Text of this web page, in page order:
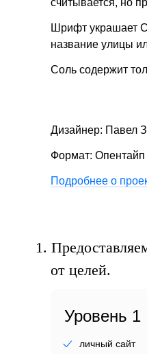
считывается, но
Шрифт украшает
название улицы
Соль содержит
Дизайнер: Павел
Формат: Опентайп
Подробнее о
1.
от целей.
Уровень 1
личный сайт